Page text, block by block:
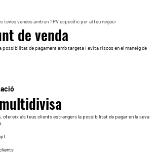
teves vendes amb un TPV específic per al teu negoci
de venda
possibilitat de pagament amb targeta i evita riscos en el maneig de
ofereix als teus clients estrangers la possibilitat de pagar en la seva